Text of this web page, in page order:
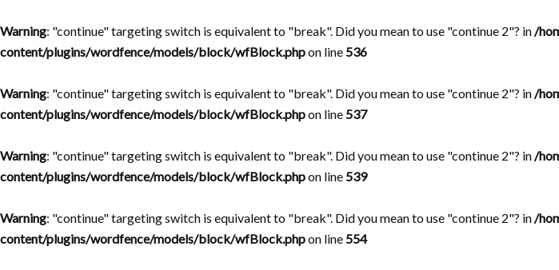
Warning: "continue" targeting switch is equivalent to "break". Did you mean to use "continue 2"? in/
content/plugins/wordfence/models/block/wfBlock.phpon line536
Warning: "continue" targeting switch is equivalent to "break". Did you mean to use "continue 2"? in/
content/plugins/wordfence/models/block/wfBlock.phpon line537
Warning: "continue" targeting switch is equivalent to "break". Did you mean to use "continue 2"? in/
content/plugins/wordfence/models/block/wfBlock.phpon line539
Warning: "continue" targeting switch is equivalent to "break". Did you mean to use "continue 2"? in/
content/plugins/wordfence/models/block/wfBlock.phpon line554